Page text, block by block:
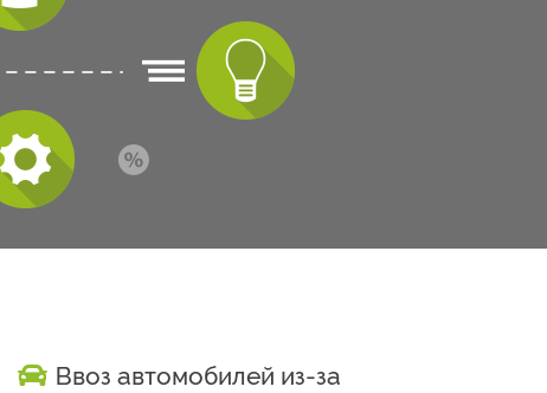
Ввоз автомобилей из-за